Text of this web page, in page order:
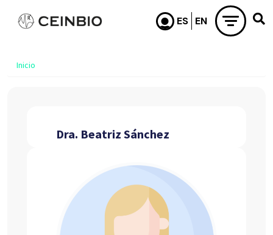
Pasar al contenido principal
Inicio
Dra. Beatriz Sánchez